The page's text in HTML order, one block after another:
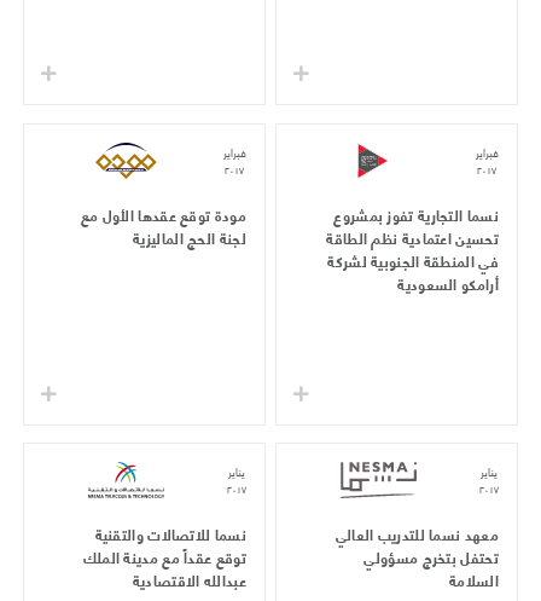
فبراير
نسما التجارية تفوز بمشروع
تحسين اعتمادية نظم الطاقة
في المنطقة الجنوبية لشركة
أرامكو السعودية
فبراير
مودة توقع عقدها الأول مع
لجنة الحج الماليزية
معهد نسما للتدريب العالي
تحتفل بتخرج مسؤولي
السلامة
نسما للاتصالات والتقنية
توقع عقداً مع مدينة الملك
عبدالله الاقتصادية